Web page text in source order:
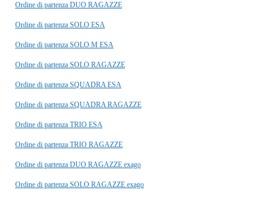
Ordine di partenza DUO RAGAZZE
Ordine di partenza SOLO ESA
Ordine di partenza SOLO M ESA
Ordine di partenza SOLO RAGAZZE
Ordine di partenza SQUADRA ESA
Ordine di partenza SQUADRA RAGAZZE
Ordine di partenza TRIO ESA
Ordine di partenza TRIO RAGAZZE
Ordine di partenza DUO RAGAZZE exago
Ordine di partenza SOLO RAGAZZE exago